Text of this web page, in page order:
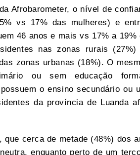
Afrobarometer, o nível de
vs 17% das mulheres) e
46 anos e mais vs 17% a 19%
nas zonas rurais (27%)
zonas urbanas (18%). O
ou sem educação
o ensino secundário ou
da província de Luanda
que cerca de metade (48%) dos
enquanto perto de um